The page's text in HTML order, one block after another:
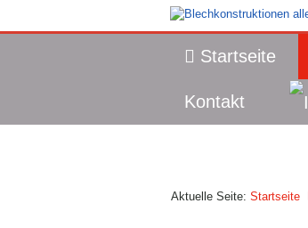
Startseite
Kontakt
Aktuelle Seite: Startseite